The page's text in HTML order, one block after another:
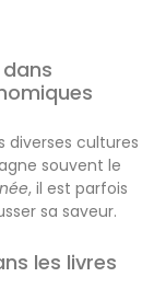
diverses cultures
souvent le
, il est parfois
sa saveur.
les livres